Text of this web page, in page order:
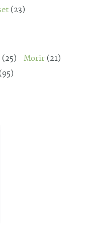
(23)
(25) Morir (21)